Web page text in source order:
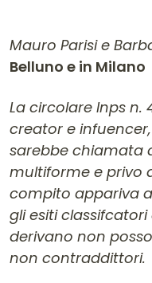
Mauro Parisi e
Belluno e in Milano
Contenuto
La circolare Inps n.
creator e infuencer,
sarebbe chiamata
multiforme e privo
compito appariva
gli esiti
derivano non
non contraddittori.